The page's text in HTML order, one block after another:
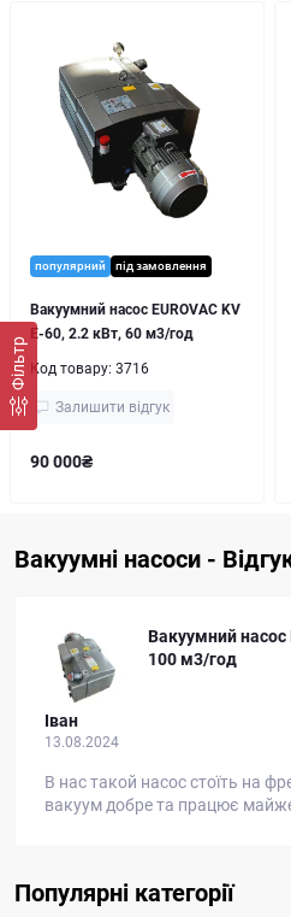
Фільтр
популярний під замовлення
Вакуумний насос EUROVAC KV
E-60, 2.2 кВт, 60 м3/год
Код товару: 3716
Залишити відгук
90 000₴
Вакуумні насоси -
Вакуумний насос
100 м3/год
Іван
13.08.2024
В нас такой насос стоїть на
вакуум добре та працює
Популярні категорії